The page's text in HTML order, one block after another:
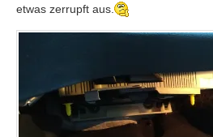
etwas zerrupft aus.